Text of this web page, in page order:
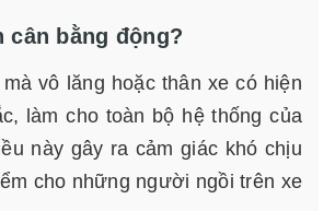
cân bằng động?
vô lăng hoặc thân xe có hiện
làm cho toàn bộ hệ thống của
này gây ra cảm giác khó chịu
cho những người ngồi trên xe